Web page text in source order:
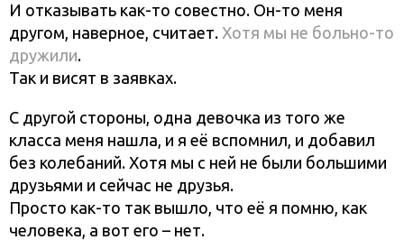
И отказывать как-то совестно. Он-то меня
другом, наверное, считает. Хотя мы не больно-то
дружили.
Так и висят в заявках.
С другой стороны, одна девочка из того же
класса меня нашла, и я её вспомнил, и добавил
без колебаний. Хотя мы с ней не были большими
друзьями и сейчас не друзья.
Просто как-то так вышло, что её я помню, как
человека, а вот его – нет.